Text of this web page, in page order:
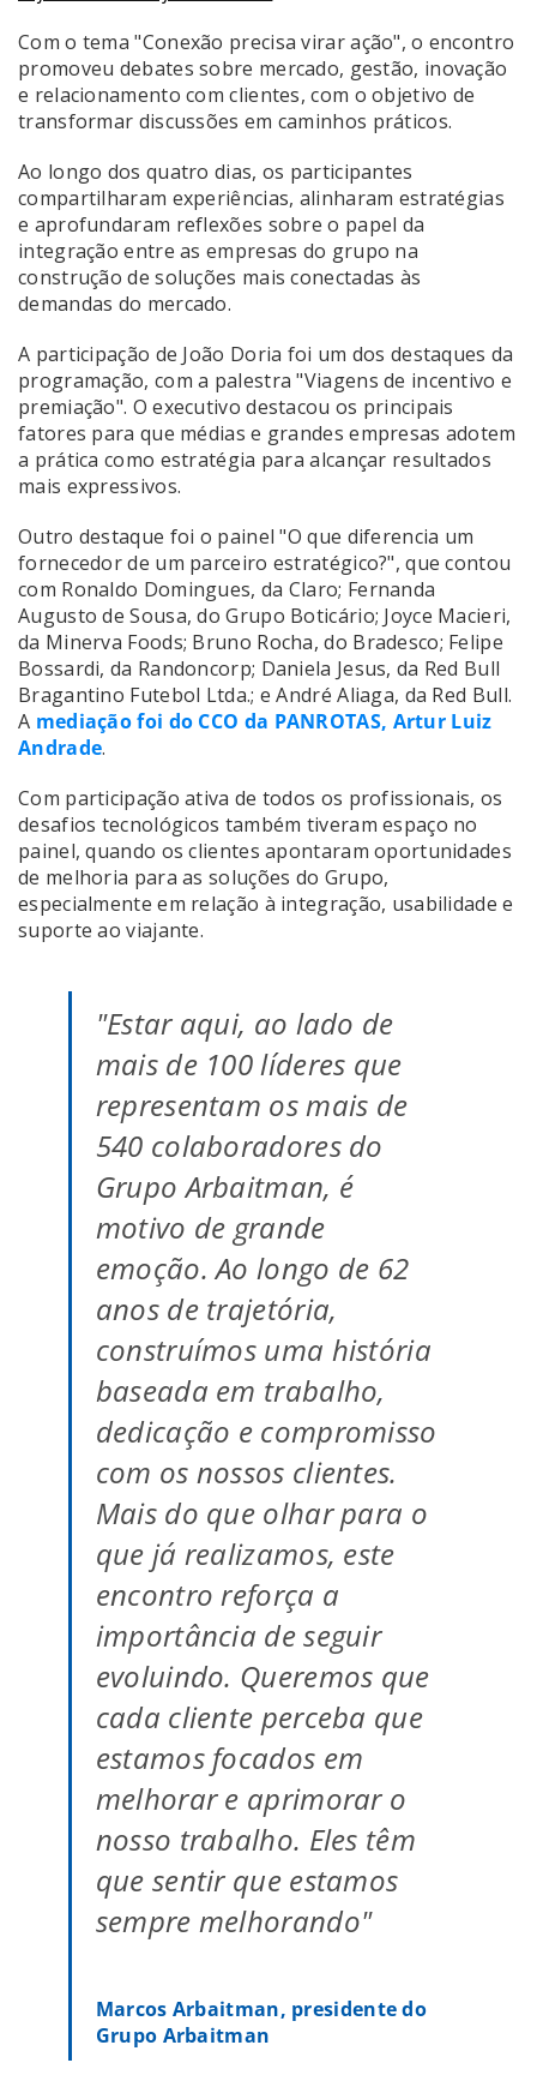
Com o tema "Conexão precisa virar ação", o encontro
promoveu debates sobre mercado, gestão, inovação
e relacionamento com clientes, com o objetivo de
transformar discussões em caminhos práticos.
Ao longo dos quatro dias, os participantes
compartilharam experiências, alinharam estratégias
e aprofundaram reflexões sobre o papel da
integração entre as empresas do grupo na
construção de soluções mais conectadas às
demandas do mercado.
A participação de João Doria foi um dos destaques da
programação, com a palestra "Viagens de incentivo e
premiação". O executivo destacou os principais
fatores para que médias e grandes empresas adotem
a prática como estratégia para alcançar resultados
mais expressivos.
Outro destaque foi o painel "O que diferencia um
fornecedor de um parceiro estratégico?", que contou
com Ronaldo Domingues, da Claro; Fernanda
Augusto de Sousa, do Grupo Boticário; Joyce Macieri,
da Minerva Foods; Bruno Rocha, do Bradesco; Felipe
Bossardi, da Randoncorp; Daniela Jesus, da Red Bull
Bragantino Futebol Ltda.; e André Aliaga, da Red Bull.
A mediação foi do CCO da PANROTAS, Artur Luiz
Andrade.
Com participação ativa de todos os profissionais, os
desafios tecnológicos também tiveram espaço no
painel, quando os clientes apontaram oportunidades
de melhoria para as soluções do Grupo,
especialmente em relação à integração, usabilidade e
suporte ao viajante.
"Estar aqui, ao lado de
mais de 100 líderes que
representam os mais de
540 colaboradores do
Grupo Arbaitman, é
motivo de grande
emoção. Ao longo de 62
anos de trajetória,
construímos uma história
baseada em trabalho,
dedicação e compromisso
com os nossos clientes.
Mais do que olhar para o
que já realizamos, este
encontro reforça a
importância de seguir
evoluindo. Queremos que
cada cliente perceba que
estamos focados em
melhorar e aprimorar o
nosso trabalho. Eles têm
que sentir que estamos
sempre melhorando"
Marcos Arbaitman, presidente do
Grupo Arbaitman